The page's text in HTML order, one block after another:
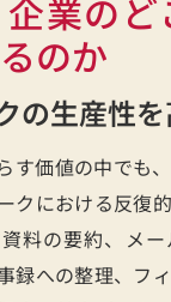
業のど
のか
の生産性
す価値の中でも
クにおける反復
料の要約、メ
録への整理、フ